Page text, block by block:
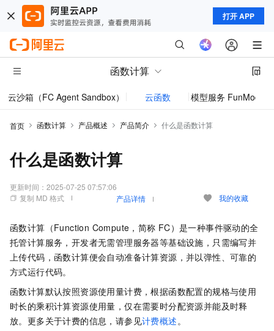
打开 APP
函数计算
云沙箱（FC Agent Sandbox） 云函数 模型服务 FunModel
首页 函数计算 产品概述 产品简介 什么是函数计算
什么是函数计算
更新时间： 2025-07-25 07:57:06
复制 MD 格式
产品详情 我的收藏
函数计算 （Function Compute，简称 FC）是一种事件驱动的全
托管计算服务，开发者无需管理服务器等基础设施，只需编写并
上传代码， 函数计算便会自动准备计算资源，并以弹性、可靠的
方式运行代码。
函数计算默认按照资源使用量计费，根据函数配置的规格与使用
时长的乘积计算资源使用量，仅在需要时分配资源并能及时释
放。更多关于计费的信息，请参见计费概述。